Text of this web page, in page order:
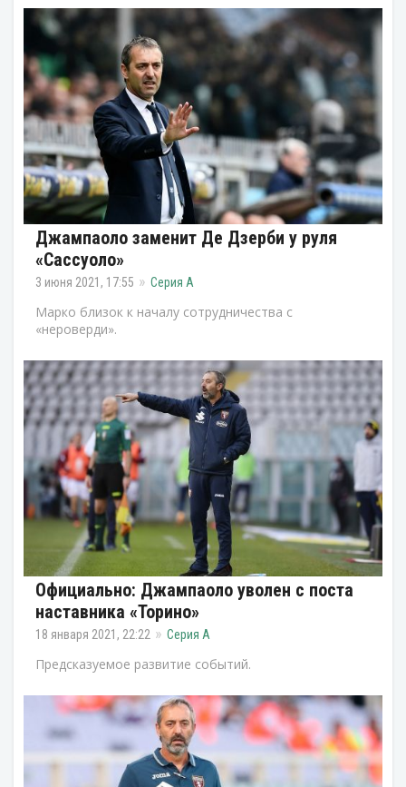
Джампаоло заменит Де Дзерби у руля
«Сассуоло»
3 июня 2021, 17:55 Серия А
Марко близок к началу сотрудничества с
«нероверди».
Официально: Джампаоло уволен с поста
наставника «Торино»
18 января 2021, 22:22 Серия А
Предсказуемое развитие событий.